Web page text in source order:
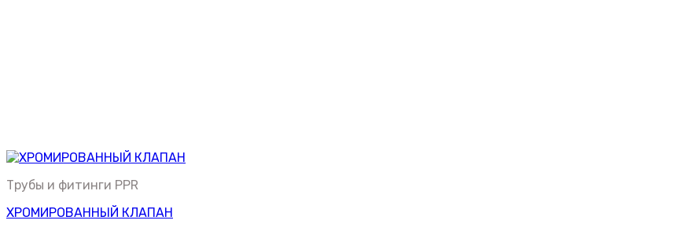
Трубы и фитинги PPR
ХРОМИРОВАННЫЙ КЛАПАН